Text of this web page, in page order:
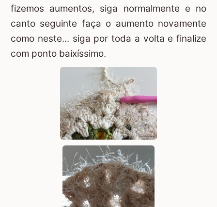
fizemos aumentos, siga normalmente e no
canto seguinte faça o aumento novamente
como neste... siga por toda a volta e finalize
com ponto baixíssimo.